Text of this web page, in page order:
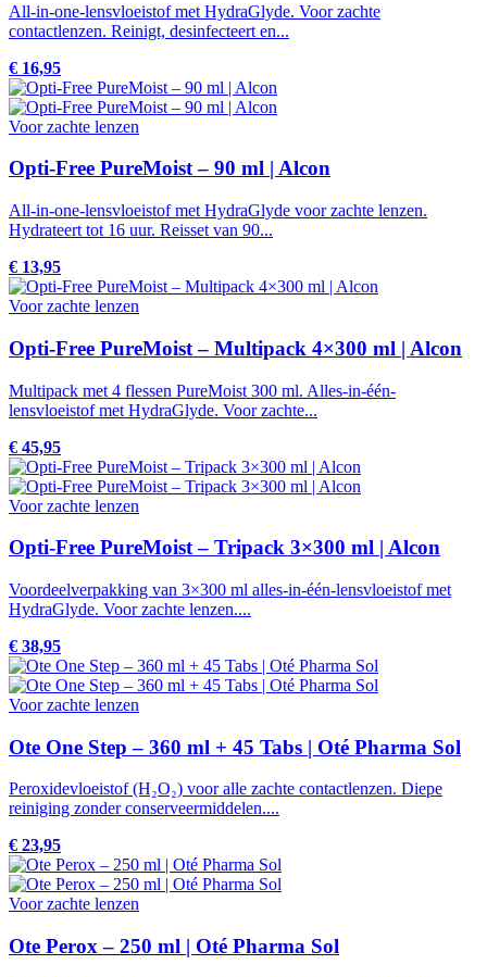
All-in-one-lensvloeistof met HydraGlyde. Voor zachte
contactlenzen. Reinigt, desinfecteert en...
€ 16,95
Voor zachte lenzen
Opti-Free PureMoist – 90 ml | Alcon
All-in-one-lensvloeistof met HydraGlyde voor zachte lenzen.
Hydrateert tot 16 uur. Reisset van 90...
€ 13,95
Voor zachte lenzen
Opti-Free PureMoist – Multipack 4×300 ml | Alcon
Multipack met 4 flessen PureMoist 300 ml. Alles-in-één-
lensvloeistof met HydraGlyde. Voor zachte...
€ 45,95
Voor zachte lenzen
Opti-Free PureMoist – Tripack 3×300 ml | Alcon
Voordeelverpakking van 3×300 ml alles-in-één-lensvloeistof met
HydraGlyde. Voor zachte lenzen....
€ 38,95
Voor zachte lenzen
Ote One Step – 360 ml + 45 Tabs | Oté Pharma Sol
Peroxidevloeistof (H₂O₂) voor alle zachte contactlenzen. Diepe
reiniging zonder conserveermiddelen....
€ 23,95
Voor zachte lenzen
Ote Perox – 250 ml | Oté Pharma Sol